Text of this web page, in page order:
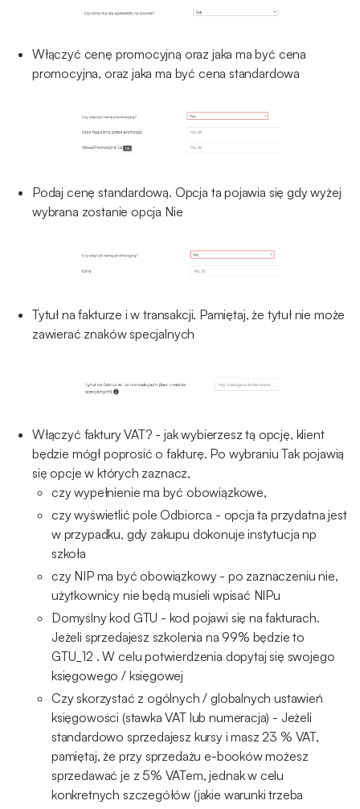
Włączyć cenę promocyjną oraz jaka ma być cena
promocyjna, oraz jaka ma być cena standardowa
Podaj cenę standardową. Opcja ta pojawia się gdy wyżej
wybrana zostanie opcja Nie
Tytuł na fakturze i w transakcji. Pamiętaj, że tytuł nie może
zawierać znaków specjalnych
Włączyć faktury VAT? - jak wybierzesz tą opcję, klient
będzie mógł poprosić o fakturę. Po wybraniu Tak pojawią
się opcje w których zaznacz,
czy wypełnienie ma być obowiązkowe,
czy wyświetlić pole Odbiorca - opcja ta przydatna jest
w przypadku, gdy zakupu dokonuje instytucja np
szkoła
czy NIP ma być obowiązkowy - po zaznaczeniu nie,
użytkownicy nie będą musieli wpisać NIPu
Domyślny kod GTU - kod pojawi się na fakturach.
Jeżeli sprzedajesz szkolenia na 99% będzie to
GTU_12 . W celu potwierdzenia dopytaj się swojego
księgowego / księgowej
Czy skorzystać z ogólnych / globalnych ustawień
księgowości (stawka VAT lub numeracja) - Jeżeli
standardowo sprzedajesz kursy i masz 23 % VAT,
pamiętaj, że przy sprzedażu e-booków możesz
sprzedawać je z 5% VATem, jednak w celu
konkretnych szczegółów (jakie warunki trzeba